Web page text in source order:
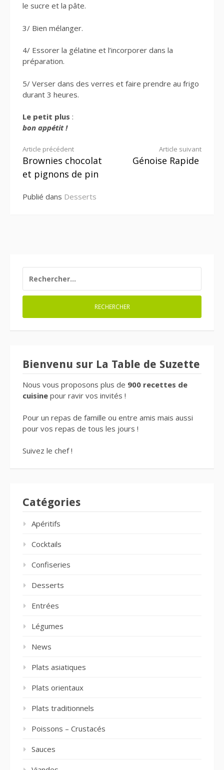
le sucre et la pâte.
3/ Bien mélanger.
4/ Essorer la gélatine et l’incorporer dans la
préparation.
5/ Verser dans des verres et faire prendre au frigo
durant 3 heures.
Le petit plus :
bon appétit !
Lire
la
Article précédent
Brownies chocolat
et pignons de pin
Article suivant
Génoise Rapide
Publié dans Desserts
Bienvenu sur La Table de Suzette
Nous vous proposons plus de 900 recettes de
cuisine pour ravir vos invités !
Pour un repas de famille ou entre amis mais aussi
pour vos repas de tous les jours !
Suivez le chef !
Catégories
Apéritifs
Cocktails
Confiseries
Desserts
Entrées
Légumes
News
Plats asiatiques
Plats orientaux
Plats traditionnels
Poissons – Crustacés
Sauces